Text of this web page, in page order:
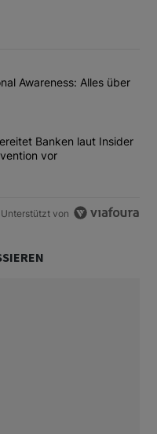
meisten kommentierten
Calls bei Situational
Awareness: Alles über
bereitet
Banken laut Insider
vor
Unterstützt von